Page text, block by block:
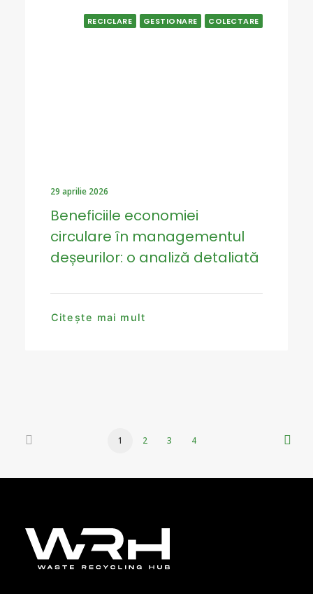
RECICLARE GESTIONARE COLECTARE
29 aprilie 2026
Beneficiile economiei
circulare în managementul
deșeurilor: o analiză detaliată
Citește mai mult
1 2 3 4